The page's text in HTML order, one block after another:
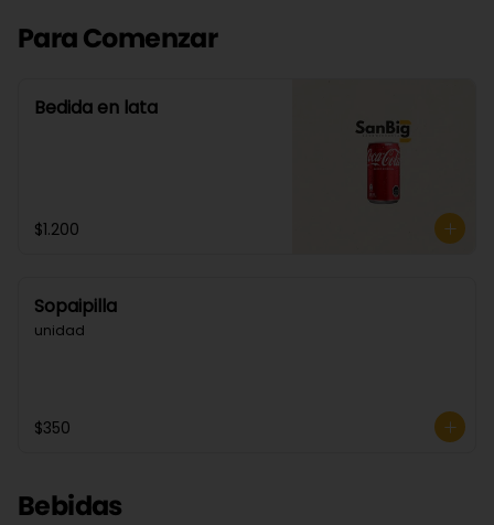
Para Comenzar
Bedida en lata
$1.200
Sopaipilla
unidad
$350
Bebidas